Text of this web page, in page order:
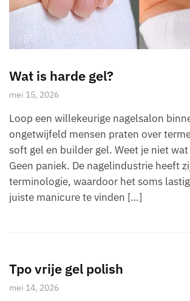
Wat is harde gel?
mei 15, 2026
Loop een willekeurige nagelsalon
ongetwijfeld mensen praten over
soft gel en builder gel. Weet je niet
Geen paniek. De nagelindustrie heeft
terminologie, waardoor het soms
juiste manicure te vinden […]
Tpo vrije gel polish
mei 14, 2026